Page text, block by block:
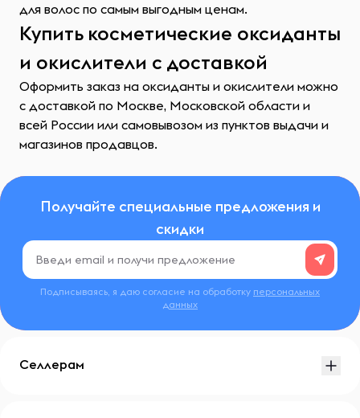
для волос по самым выгодным ценам.
Купить косметические оксиданты
и окислители с доставкой
Оформить заказ на оксиданты и окислители можно
с доставкой по Москве, Московской области и
всей России или самовывозом из пунктов выдачи и
магазинов продавцов.
Получайте специальные предложения и
скидки
Подписываясь, я даю согласие на обработку персональных
данных
Селлерам